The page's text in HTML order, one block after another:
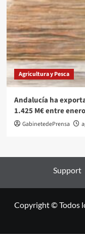
Agricultura y Pesca
Andalucía ha
1.425 M€ entre
GabinetedePrensa
Support
Copyright © Todos